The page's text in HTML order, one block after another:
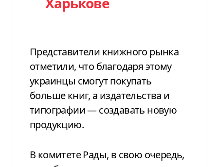
Представители книжного рынка
отметили, что благодаря этому
украинцы смогут покупать
больше книг, а издательства и
типографии — создавать новую
продукцию.
В комитете Рады, в свою очередь,